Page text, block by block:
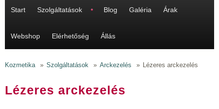
Start Szolgáltatások Blog Galéria Árak
Webshop Elérhetőség Állás
Kozmetika » Szolgáltatások » Arckezelés » Lézeres arckezelés
Lézeres arckezelés